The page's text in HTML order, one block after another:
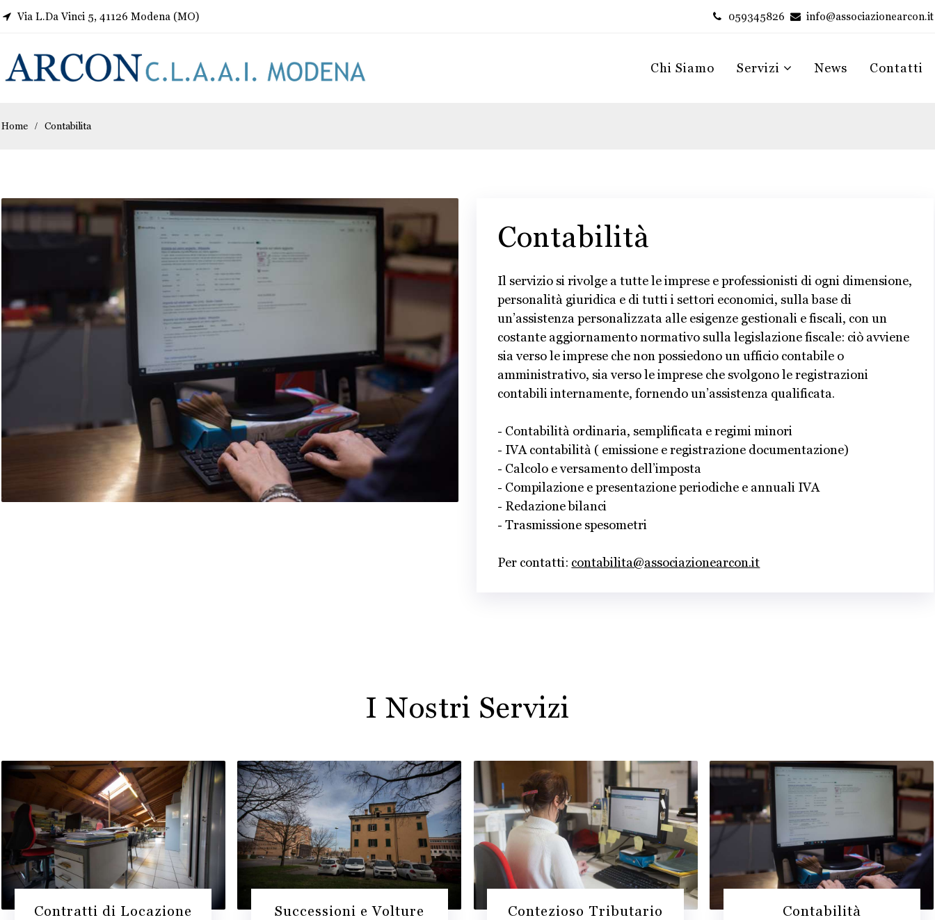
Via L.Da Vinci 5, 41126 Modena (MO) 059345826 info@associazionearcon.it
Chi Siamo Servizi News Contatti
Home Contabilita
Contabilità
Il servizio si rivolge a tutte le imprese e professionisti di ogni dimensione,
personalità giuridica e di tutti i settori economici, sulla base di
un’assistenza personalizzata alle esigenze gestionali e fiscali, con un
costante aggiornamento normativo sulla legislazione fiscale: ciò avviene
sia verso le imprese che non possiedono un ufficio contabile o
amministrativo, sia verso le imprese che svolgono le registrazioni
contabili internamente, fornendo un’assistenza qualificata.
- Contabilità ordinaria, semplificata e regimi minori
- IVA contabilità ( emissione e registrazione documentazione)
- Calcolo e versamento dell’imposta
- Compilazione e presentazione periodiche e annuali IVA
- Redazione bilanci
- Trasmissione spesometri
Per contatti: contabilita@associazionearcon.it
I Nostri Servizi
Contratti di Locazione Successioni e Volture Contezioso Tributario Contabilità